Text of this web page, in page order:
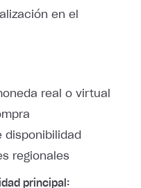
en el
real o virtual
disponibilidad
regionales
principal: